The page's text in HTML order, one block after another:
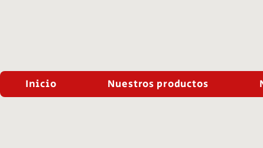
Inicio Nuestros productos